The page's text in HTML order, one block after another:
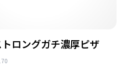
ロングガチ濃厚ピザ